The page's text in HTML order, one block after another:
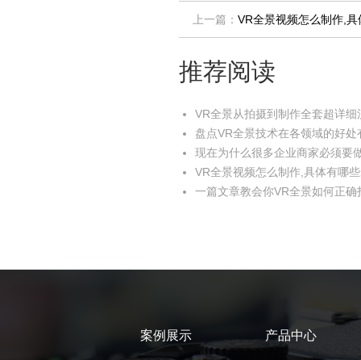
上一篇： VR全景视频怎么制作,
推荐阅读
VR全景从拍摄到制作全套超详细
盘点VR全景技术在各领域的好处
现在为什么很多企业商家必须要
VR全景视频怎么制作,具体有哪
一篇文章教会你VR全景如何正确
案例展示 产品中心